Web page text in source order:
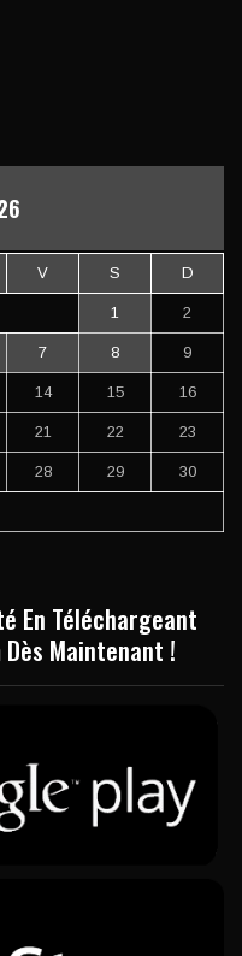
V S D
1 2
7 8 9
14 15 16
21 22 23
28 29 30
En Téléchargeant
Maintenant !